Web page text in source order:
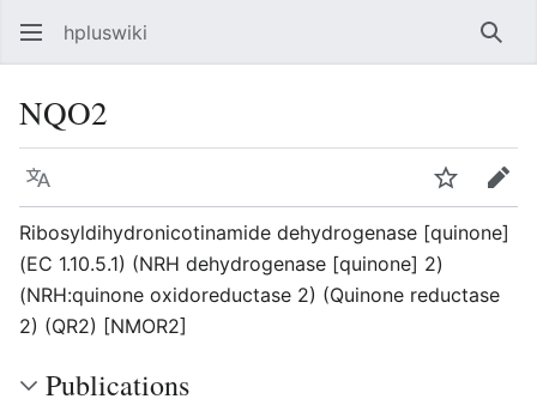
hpluswiki
NQO2
Язык Следить
Ribosyldihydronicotinamide dehydrogenase [quinone]
(EC 1.10.5.1) (NRH dehydrogenase [quinone] 2)
(NRH:quinone oxidoreductase 2) (Quinone reductase
2) (QR2) [NMOR2]
Publications